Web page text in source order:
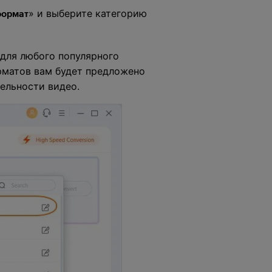
» и выберите категорию
любого популярного
вам будет предложено
видео.